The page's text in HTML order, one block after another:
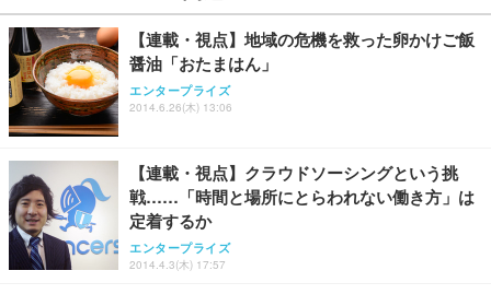
￥27,999
Sezlife オフィスチェア デスクチェア 疲れない テレ
ワーク チェア 強化バックレスト 30度ロッキング機
能 人間工学 椅子 腰サポート 90度跳ね上げ式アーム
務用 おしゃれ パソコンチェア (ブラック)
Sezlife オフィスチェア デスクチェア 疲れない テレ
ワーク チェア 強化バックレスト 30度ロッキング機
能 人間工学 椅子 腰サポート 90度跳ね上げ式アーム
レスト 3Dヘッドレスト ハンガー付き 高反発クッシ
￥7,680
￥109,572
【純正品】27"ゲーミングモニター DualSense 充電
フック付き（CFI-ZDM1J）
【整備済み品】Dell E2724HS 27インチ 液晶モニタ
ー フルHD（1920×1080）VA 非光沢 HDMI/DisplayP
ort/VGA スピーカー内蔵 高さ調整 スイベル VESA対
応 ComfortView ビジネス向け
￥15,800
￥3,234
ネオ・ルーライフ ネオ・オムツ L 中型犬用 26枚入
り 単品
Smart Basic(スマートベーシック) 【Amazon.co.jp
限定】 Smart Basic アイリスオーヤマ ペットシーツ
超厚型 お徳用 ワイド 100枚入 (x 1) (ケース販売)
￥3,670
【連載・視点】地域の危機を救った卵かけご飯
醤油「おたまはん」
エンタープライズ
2014.6.26(木) 13:06
【連載・視点】クラウドソーシングという挑
戦……「時間と場所にとらわれない働き方」は
定着するか
エンタープライズ
2014.4.3(木) 17:57